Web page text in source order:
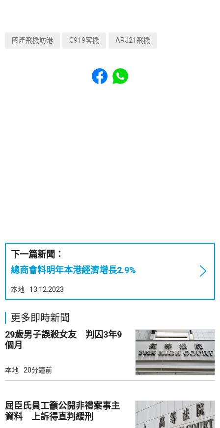
國產飛機訪港 C919客機 ARJ21飛機
Share to Facebook
Share to WhatsApp
下一篇新聞：
總商會料明年本港經濟增長2.9%
本地 13.12.2023
更多即時新聞
29歲男子誤殺女友 判囚3年9
個月
本地 20分鐘前
屈臣氏員工籲公開非禮案事主
資料 上訴得直判緩刑